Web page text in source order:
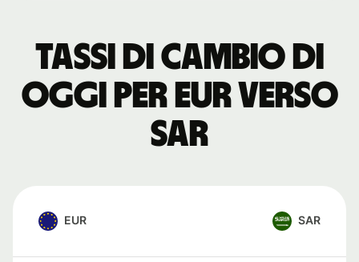
Tassi di cambio di
oggi per EUR verso
SAR
EUR SAR